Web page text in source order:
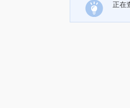
正在